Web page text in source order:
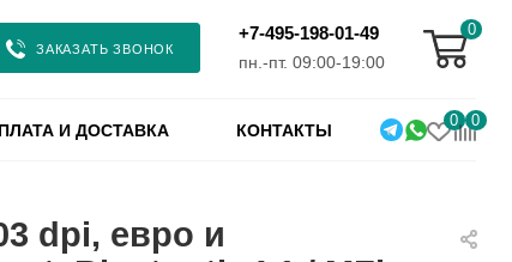
ЗАКАЗАТЬ ЗВОНОК
+7-495-198-01-49
пн.-пт. 09:00-19:00
0
И ДОСТАВКА КОНТАКТЫ
0 0
dpi, евро и